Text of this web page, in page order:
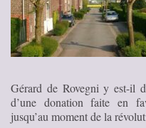
Gérard de Rovegni y est-il
d’une donation faite en
jusqu’au moment de la